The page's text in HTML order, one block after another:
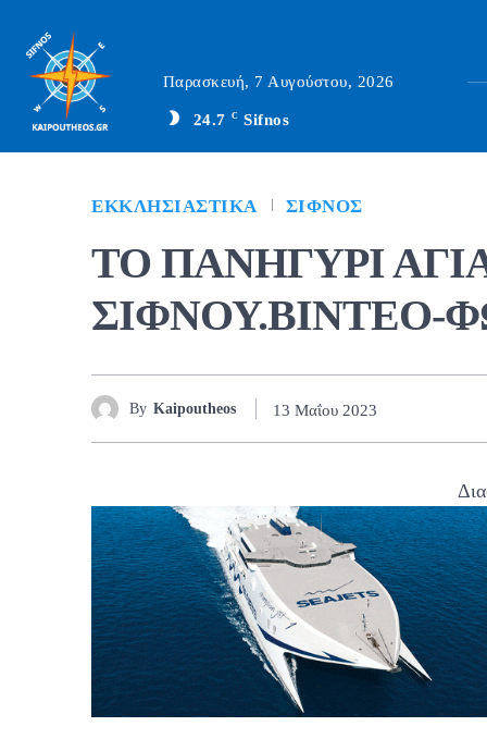
Παρασκευή, 7 Αυγούστου, 2026
24.7 C Sifnos
ΕΚΚΛΗΣΙΑΣΤΙΚΆ ΣΊΦΝΟΣ
ΤΟ ΠΑΝΗΓΥΡΙ
ΣΙΦΝΟΥ.ΒΙΝΤΕΟ-
By Kaipoutheos 13 Μαΐου 2023